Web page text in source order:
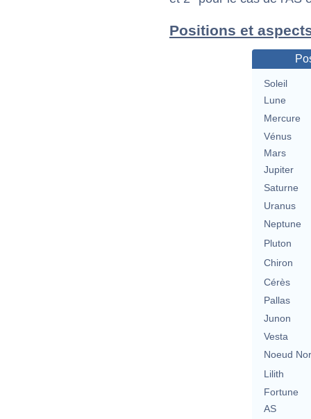
Positions et
Soleil
Lune
Mercure
Vénus
Mars
Jupiter
Saturne
Uranus
Neptune
Pluton
Chiron
Cérès
Pallas
Junon
Vesta
Noeud
Lilith
Fortune
AS